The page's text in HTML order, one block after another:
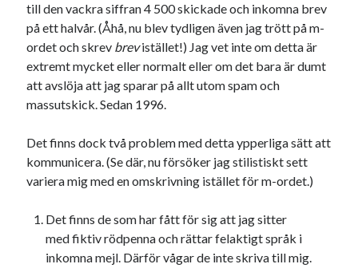
#blogg100 allmänbildning
barnen basket bil corona
död England fest fotboll
historia hotell
Julkalenderfacit Julkalendern
julkalendern 2021 Julkalendern 2024
minnen mode museum musik
nostalgi ord radio recept
till den vackra siffran 4 500 skickade och inkomna brev
på ett halvår. (Åhå, nu blev tydligen även jag trött på m-
ordet och skrev brevistället!) Jag vet inte om detta är
extremt mycket eller normalt eller om det bara är dumt
att avslöja att jag sparar på allt utom spam och
massutskick. Sedan 1996.
Det finns dock två problem med detta ypperliga sätt att
kommunicera. (Se där, nu försöker jag stilistiskt sett
variera mig med en omskrivning istället för m-ordet.)
Det finns de som har fått för sig att jag sitter
med fiktiv rödpenna och rättar felaktigt språk i
inkomna mejl. Därför vågar de inte skriva till mig.